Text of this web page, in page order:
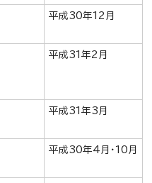
平成30年12月
平成31年2月
平成31年3月
平成30年4月・10月